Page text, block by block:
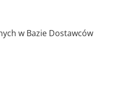
w Bazie Dostawców